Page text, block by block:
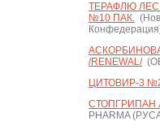
ТЕРАФЛЮ
№10 ПАК.
/RENEWAL/
ЦИТОВИР-3
СТОПГРИПАН
PHARMA